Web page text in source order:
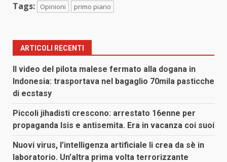
Tags: Opinioni primo piano
ARTICOLI RECENTI
Il video del pilota malese fermato alla dogana in
Indonesia: trasportava nel bagaglio 70mila pasticche
di ecstasy
Piccoli jihadisti crescono: arrestato 16enne per
propaganda Isis e antisemita. Era in vacanza coi suoi
Nuovi virus, l’intelligenza artificiale li crea da sè in
laboratorio. Un’altra prima volta terrorizzante